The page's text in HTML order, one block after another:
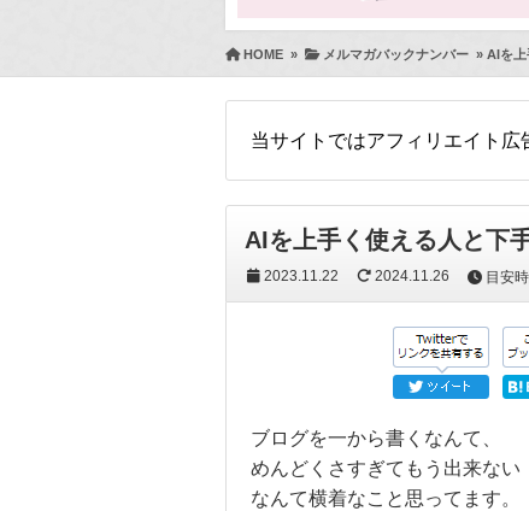
HOME » メルマガバックナンバー » AIを上
当サイトではアフィリエイト広
AIを上手く使える人と下
2023.11.22 2024.11.26 目安
ブログを一から書くなんて、
めんどくさすぎてもう出来ない
なんて横着なこと思ってます。